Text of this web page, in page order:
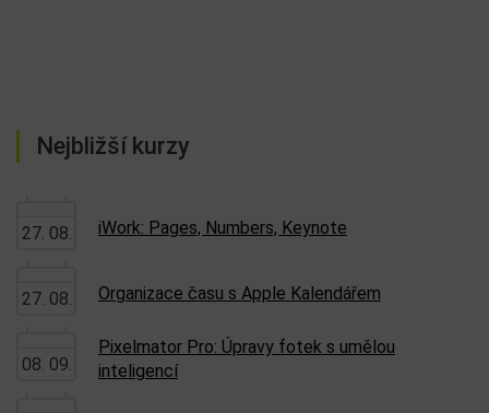
Nejbližší kurzy
27. 08. iWork: Pages, Numbers, Keynote
27. 08. Organizace času s Apple Kalendářem
08. 09.
Pixelmator Pro: Úpravy fotek s umělou
inteligencí